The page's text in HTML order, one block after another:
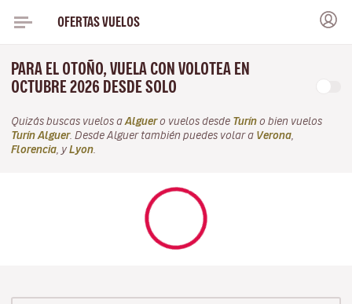
OFERTAS VUELOS
PARA EL OTOÑO, VUELA CON VOLOTEA EN
OCTUBRE 2026 DESDE SOLO
Quizás buscas vuelos a Alguero vuelos desde Turín o bien vuelos
Turín Alguer. Desde Alguer también puedes volar a Verona
Florencia , y Lyon